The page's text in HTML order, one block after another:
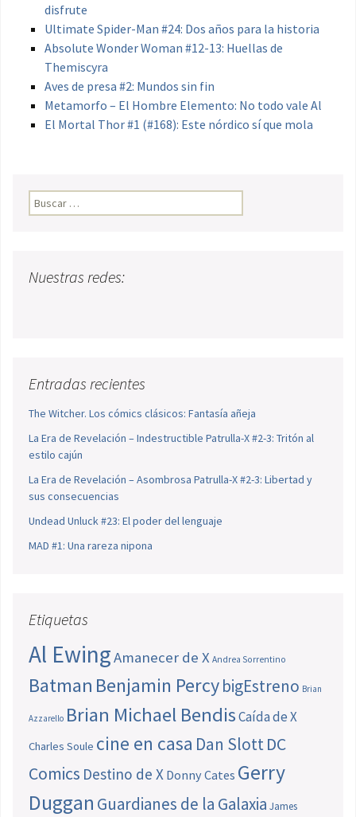
disfrute
Ultimate Spider-Man #24: Dos años para la historia
Absolute Wonder Woman #12-13: Huellas de
Themiscyra
Aves de presa #2: Mundos sin fin
Metamorfo – El Hombre Elemento: No todo vale Al
El Mortal Thor #1 (#168): Este nórdico sí que mola
Buscar:
Nuestras redes:
Entradas recientes
The Witcher. Los cómics clásicos: Fantasía añeja
La Era de Revelación – Indestructible Patrulla-X #2-3: Tritón al
estilo cajún
La Era de Revelación – Asombrosa Patrulla-X #2-3: Libertad y
sus consecuencias
Undead Unluck #23: El poder del lenguaje
MAD #1: Una rareza nipona
Etiquetas
Al EwingAmanecer de X Andrea Sorrentino
Batman Benjamin PercybigEstreno Brian
Azzarello Brian Michael BendisCaída de X
Charles Soule cine en casa Dan SlottDC
Comics Destino de X Donny Cates Gerry
Duggan Guardianes de la Galaxia James